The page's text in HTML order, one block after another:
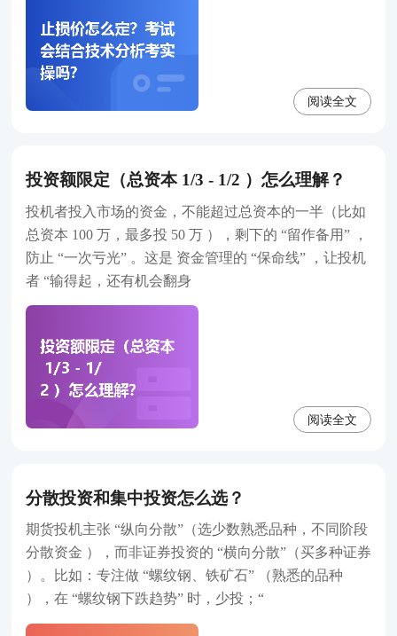
阅读全文
投资额限定（总资本 1/3 - 1/2 ）怎么理解？
投机者投入市场的资金，不能超过总资本的一半（比如
总资本 100 万，最多投 50 万 ），剩下的 “留作备用” ，
防止 “一次亏光” 。这是 资金管理的 “保命线” ，让投机
者 “输得起，还有机会翻身
阅读全文
分散投资和集中投资怎么选？
期货投机主张 “纵向分散”（选少数熟悉品种，不同阶段
分散资金 ），而非证券投资的 “横向分散”（买多种证券
）。比如：专注做 “螺纹钢、铁矿石” （熟悉的品种
），在 “螺纹钢下跌趋势” 时，少投；“